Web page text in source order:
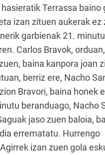
Terrassa baino
izan zituen aukerak ez
garbienak 21.
Carlos Bravok,
baina kanpora joan
berriz ere, Nacho
Bravori, baina honek
beranduago, Nacho
jaso zuen baloia,
errematatu. Hurrengo
izan zuen gola